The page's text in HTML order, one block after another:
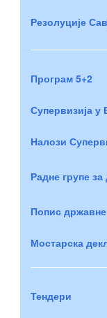
Резолуције
Програм 5+2
Супервизија у
Налози
Радне групе
Попис
Мостарска
Тендери